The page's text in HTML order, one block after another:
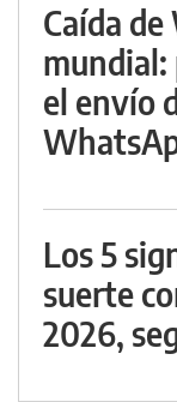
Caída
mundial:
el envío
Los 5
suerte
2026,